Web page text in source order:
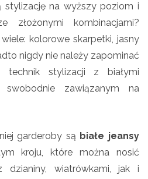
stylizację na wyższy poziom i
złożonymi kombinacjami?
kolorowe skarpetki, jasny
nigdy nie należy zapominać
stylizacji z białymi
zawiązanym na
garderoby są białe jeansy
kroju, które można nosić
wiatrówkami, jak i